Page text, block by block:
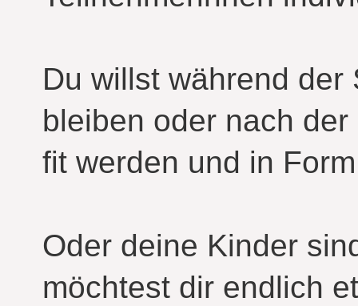
Du willst während
bleiben oder nach
fit werden und in
Oder deine Kinder
möchtest dir endlich